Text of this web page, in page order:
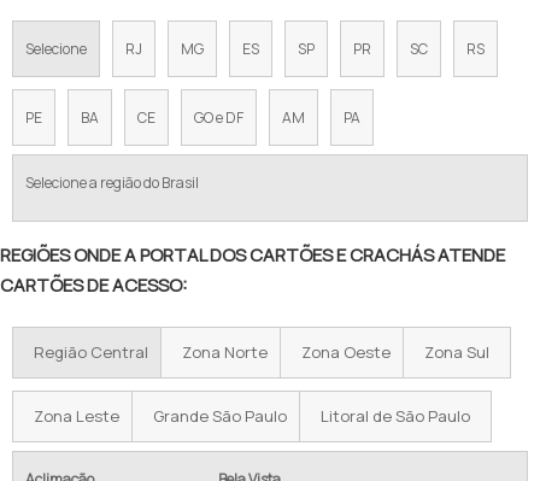
Selecione RJ MG ES SP PR SC RS
PE BA CE GO e DF AM PA
Selecione a região do Brasil
REGIÕES ONDE A PORTAL DOS CARTÕES E CRACHÁS ATENDE
CARTÕES DE ACESSO:
Região Central Zona Norte Zona Oeste Zona Sul
Zona Leste Grande São Paulo Litoral de São Paulo